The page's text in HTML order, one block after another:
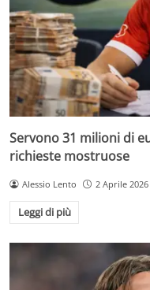
Servono 31 milioni di
richieste mostruose
Alessio Lento 2 Aprile 2026
Leggi di più